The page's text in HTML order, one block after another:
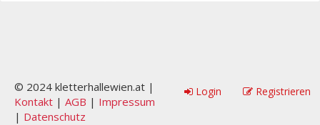
Login Registrieren
© 2024 kletterhallewien.at |
Kontakt | AGB | Impressum
| Datenschutz